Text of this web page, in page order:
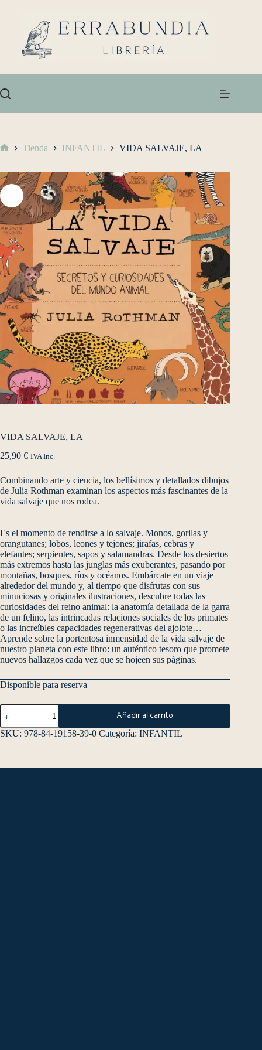
Tienda INFANTIL VIDA SALVAJE, LA
VIDA SALVAJE, LA
25,90 € IVA Inc.
Combinando arte y ciencia, los bellísimos y detallados dibujos
de Julia Rothman examinan los aspectos más fascinantes de la
vida salvaje que nos rodea.
Es el momento de rendirse a lo salvaje. Monos, gorilas y
orangutanes; lobos, leones y tejones; jirafas, cebras y
elefantes; serpientes, sapos y salamandras. Desde los desiertos
más extremos hasta las junglas más exuberantes, pasando por
montañas, bosques, ríos y océanos. Embárcate en un viaje
alrededor del mundo y, al tiempo que disfrutas con sus
minuciosas y originales ilustraciones, descubre todas las
curiosidades del reino animal: la anatomía detallada de la garra
de un felino, las intrincadas relaciones sociales de los primates
o las increíbles capacidades regenerativas del ajolote…
Aprende sobre la portentosa inmensidad de la vida salvaje de
nuestro planeta con este libro: un auténtico tesoro que promete
nuevos hallazgos cada vez que se hojeen sus páginas.
Disponible para reserva
Añadir al carrito
SKU: 978-84-19158-39-0 Categoría: INFANTIL